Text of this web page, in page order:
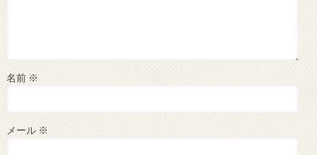
名前 ※
メール ※